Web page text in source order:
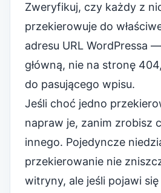
Zweryfikuj, czy każdy z
przekierowuje do
adresu URL WordPressa
główną, nie na stronę
do pasującego wpisu.
Jeśli choć jedno
napraw je, zanim zrobisz
innego. Pojedyncze
przekierowanie nie
witryny, ale jeśli pojawi